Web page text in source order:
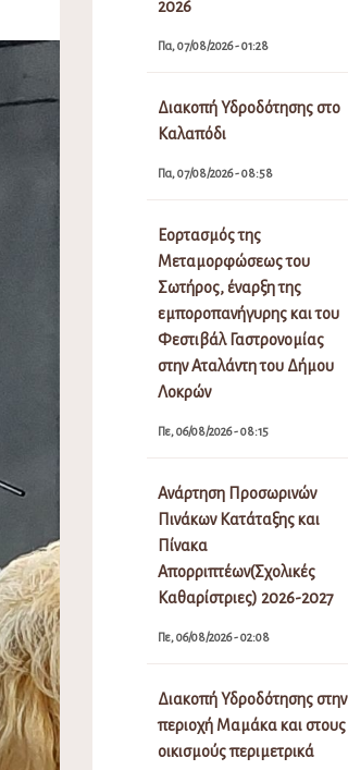
2026
Πα, 07/08/2026 - 01:28
Διακοπή Υδροδότησης στο
Καλαπόδι
Πα, 07/08/2026 - 08:58
Εορτασμός της
Μεταμορφώσεως του
Σωτήρος, έναρξη της
εμποροπανήγυρης και του
Φεστιβάλ Γαστρονομίας
στην Αταλάντη του Δήμου
Λοκρών
Πε, 06/08/2026 - 08:15
Ανάρτηση Προσωρινών
Πινάκων Κατάταξης και
Πίνακα
Απορριπτέων(Σχολικές
Καθαρίστριες) 2026-2027
Πε, 06/08/2026 - 02:08
Διακοπή Υδροδότησης στην
περιοχή Μαμάκα και στους
οικισμούς περιμετρικά